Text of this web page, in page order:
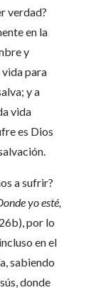
verdad?
en la
y
para
y a
vida
es Dios
a sufrir?
yo esté,
por lo
en el
sabiendo
donde